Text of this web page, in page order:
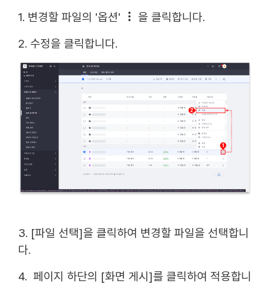
1. 변경할 파일의 '옵션'
을 클릭합니다.
2. 수정을 클릭합니다.
3. [파일 선택]을 클릭하여 변경할 파일을 선택합니
다.
4. 페이지 하단의 [화면 게시]를 클릭하여 적용합니